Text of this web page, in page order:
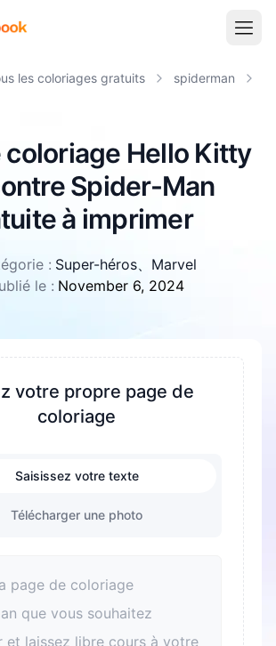
les coloriages gratuits spiderman
coloriage Hello Kitty
Spider-Man
à imprimer
: Super-héros、 Marvel
le : November 6, 2024
votre propre page de
coloriage
Saisissez votre texte
Télécharger une photo